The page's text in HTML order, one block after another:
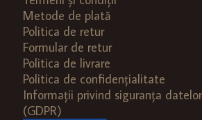
Metode de plată
Politica de retur
Formular de retur
Politica de livrare
Politica de confidențialitate
Informații privind siguranța
(GDPR)